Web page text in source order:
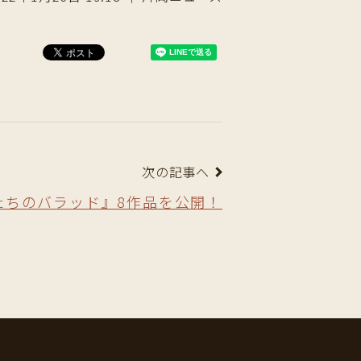
次の記事へ
ちのバラッド』8作品を公開！